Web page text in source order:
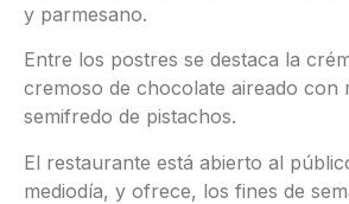
y parmesano.
Entre los postres se destaca la
cremoso de chocolate aireado con
semifredo de pistachos.
El restaurante está abierto al
mediodía, y ofrece, los fines de